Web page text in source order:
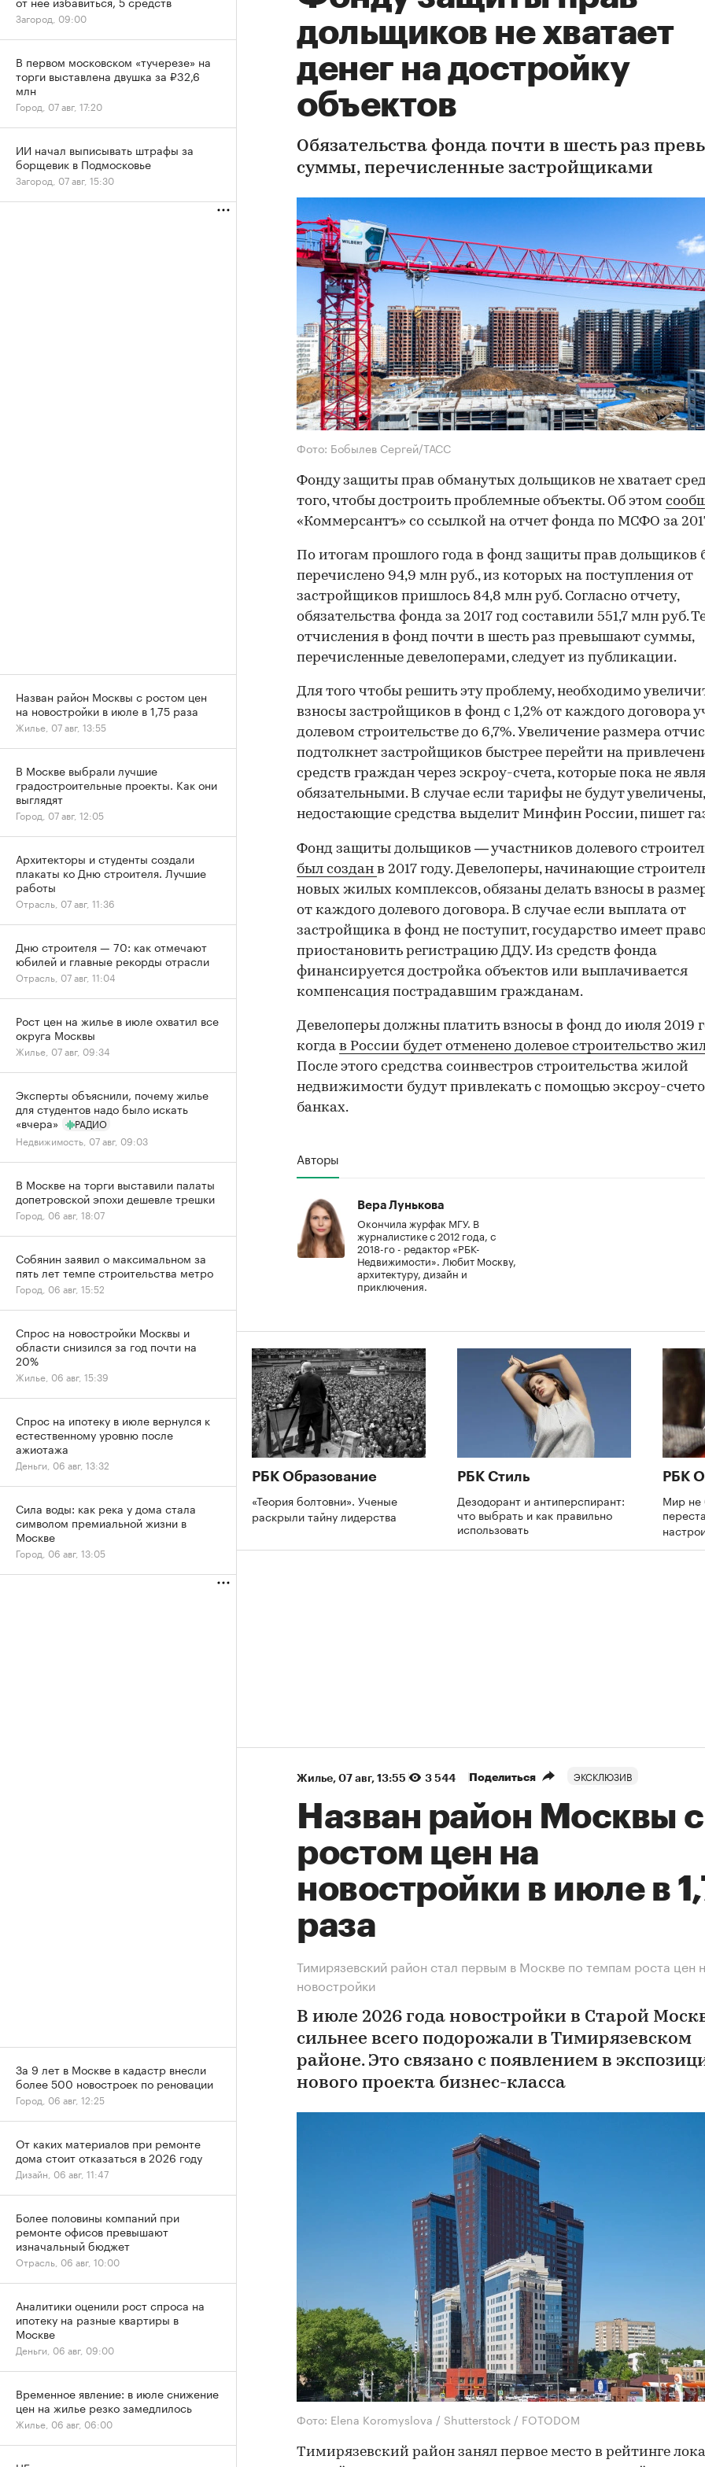
дольщиков не хватает
денег на достройку
объектов
Обязательства фонда почти в шесть раз
суммы, перечисленные застройщиками
Фото: Бобылев Сергей/ТАСС
Фонду защиты прав обманутых дольщиков не хватает
того, чтобы достроить проблемные объекты. Об этом
«Коммерсантъ» со ссылкой на отчет фонда по МСФО за
По итогам прошлого года в фонд защиты прав дольщиков
перечислено 94,9 млн руб., из которых на поступления от
застройщиков пришлось 84,8 млн руб. Согласно отчету,
обязательства фонда за 2017 год составили 551,7 млн руб.
отчисления в фонд почти в шесть раз превышают суммы,
перечисленные девелоперами, следует из публикации.
Для того чтобы решить эту проблему, необходимо
взносы застройщиков в фонд с 1,2% от каждого договора
долевом строительстве до 6,7%. Увеличение размера
подтолкнет застройщиков быстрее перейти на
средств граждан через эскроу-счета, которые пока не
обязательными. В случае если тарифы не будут увеличены,
недостающие средства выделит Минфин России, пишет
/
Фонд защиты дольщиков — участников долевого
был создан в 2017 году. Девелоперы, начинающие
новых жилых комплексов, обязаны делать взносы в
от каждого долевого договора. В случае если выплата от
застройщика в фонд не поступит, государство имеет
приостановить регистрацию ДДУ. Из средств фонда
финансируется достройка объектов или выплачивается
компенсация пострадавшим гражданам.
Девелоперы должны платить взносы в фонд до июля 2019
когда в России будет отменено долевое строительство
После этого средства соинвестров строительства жилой
недвижимости будут привлекать с помощью эксроу-
банках.
Авторы
Вера Лунькова
Окончила журфак МГУ. В
журналистике с 2012 года, с
2018-го - редактор «РБК-
Недвижимости». Любит Москву,
архитектуру, дизайн и
приключения.
РБК Образование
«Теория болтовни». Ученые
раскрыли тайну лидерства
РБК Стиль
Дезодорант и антиперспирант:
что выбрать и как правильно
использовать
РБК
Мир не
Жилье⁠, 07 авг, 13:55 3 544 Поделиться ЭКСКЛЮЗИВ
Назван район Москвы с
ростом цен на
новостройки в июле в
раза
Тимирязевский район стал первым в Москве по темпам роста цен
новостройки
В июле 2026 года новостройки в Старой
сильнее всего подорожали в Тимирязевском
районе. Это связано с появлением в
нового проекта бизнес-класса
Фото: Elena Koromyslova / Shutterstock / FOTODOM
Тимирязевский район занял первое место в рейтинге
Загород, 09:00
В первом московском «тучерезе» на
торги выставлена двушка за ₽32,6
млн
Город, 07 авг, 17:20
ИИ начал выписывать штрафы за
борщевик в Подмосковье
Загород, 07 авг, 15:30
Назван район Москвы с ростом цен
на новостройки в июле в 1,75 раза
Жилье, 07 авг, 13:55
В Москве выбрали лучшие
градостроительные проекты. Как они
выглядят
Город, 07 авг, 12:05
Архитекторы и студенты создали
плакаты ко Дню строителя. Лучшие
работы
Отрасль, 07 авг, 11:36
Дню строителя — 70: как отмечают
юбилей и главные рекорды отрасли
Отрасль, 07 авг, 11:04
Рост цен на жилье в июле охватил все
округа Москвы
Жилье, 07 авг, 09:34
Эксперты объяснили, почему жилье
для студентов надо было искать
«вчера»
РАДИО
Недвижимость, 07 авг, 09:03
В Москве на торги выставили палаты
допетровской эпохи дешевле трешки
Город, 06 авг, 18:07
Собянин заявил о максимальном за
пять лет темпе строительства метро
Город, 06 авг, 15:52
Спрос на новостройки Москвы и
области снизился за год почти на
20%
Жилье, 06 авг, 15:39
Спрос на ипотеку в июле вернулся к
естественному уровню после
ажиотажа
Деньги, 06 авг, 13:32
Сила воды: как река у дома стала
символом премиальной жизни в
Москве
Город, 06 авг, 13:05
За 9 лет в Москве в кадастр внесли
более 500 новостроек по реновации
Город, 06 авг, 12:25
От каких материалов при ремонте
дома стоит отказаться в 2026 году
Дизайн, 06 авг, 11:47
Более половины компаний при
ремонте офисов превышают
изначальный бюджет
Отрасль, 06 авг, 10:00
Аналитики оценили рост спроса на
ипотеку на разные квартиры в
Москве
Деньги, 06 авг, 09:00
Временное явление: в июле снижение
цен на жилье резко замедлилось
Жилье, 06 авг, 06:00